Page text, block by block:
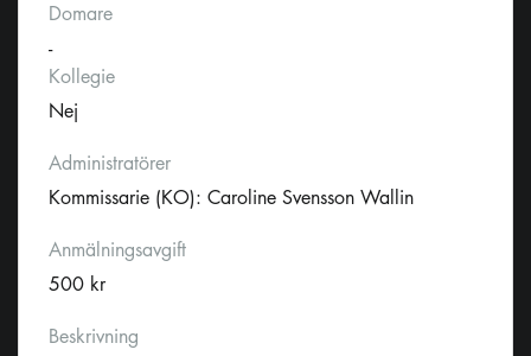
Domare
-
Kollegie
Nej
Administratörer
Kommissarie (KO): Caroline Svensson Wallin
Anmälningsavgift
500 kr
Beskrivning